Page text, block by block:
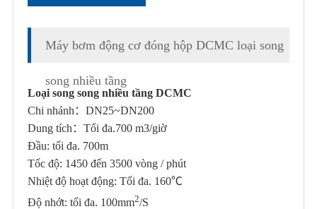
Máy bơm động cơ đóng hộp DCMC loại song
song nhiều tầng
Loại song song nhiều tầng DCMC
Chi nhánh：DN25~DN200
Dung tích ：Tối đa.700 m3/giờ
Đầu: tối đa. 700m
Tốc độ: 1450 đến 3500 vòng / phút
Nhiệt độ hoạt động: Tối đa. 160℃
Độ nhớt: tối đa. 100mm2/S